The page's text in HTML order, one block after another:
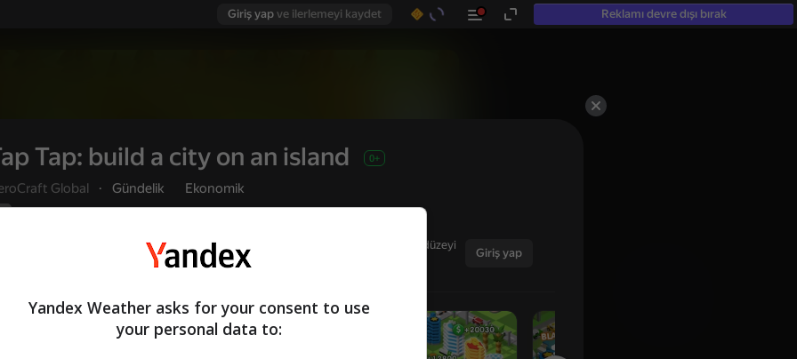
Giriş yap ve ilerlemeyi kaydet Reklamı devre dışı bırak
Tap: build a city on an island 0+
Global · Gündelik Ekonomik
Yandex Games derecelendirmesi Oyuncu değerlendirmeleri
Kullanıcı adı ile giriş yapmanız, oyunda ulaştığınız düzeyi
ve tüm başarılarınızı kaydetmenizi sağlar
Giriş yap
Yandex Weather asks for your consent to use
your personal data to: